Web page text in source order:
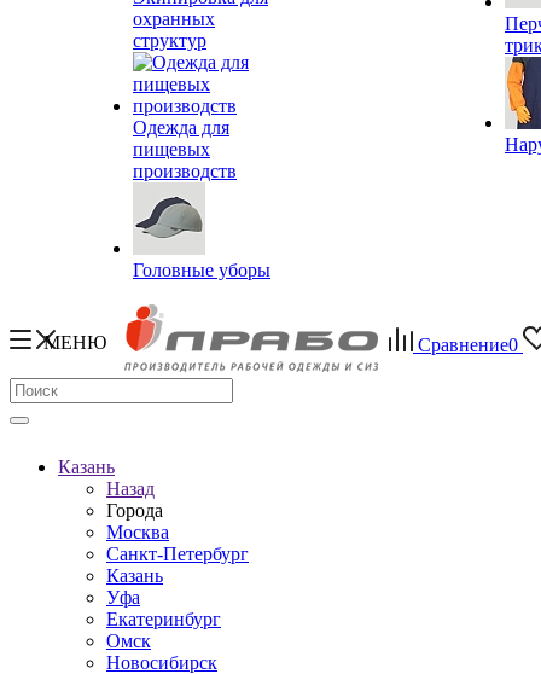
охранных
структур
Одежда для
пищевых
производств
Головные уборы
МЕНЮ Сравнение0
Казань
Назад
Города
Москва
Санкт-Петербург
Казань
Уфа
Екатеринбург
Омск
Новосибирск